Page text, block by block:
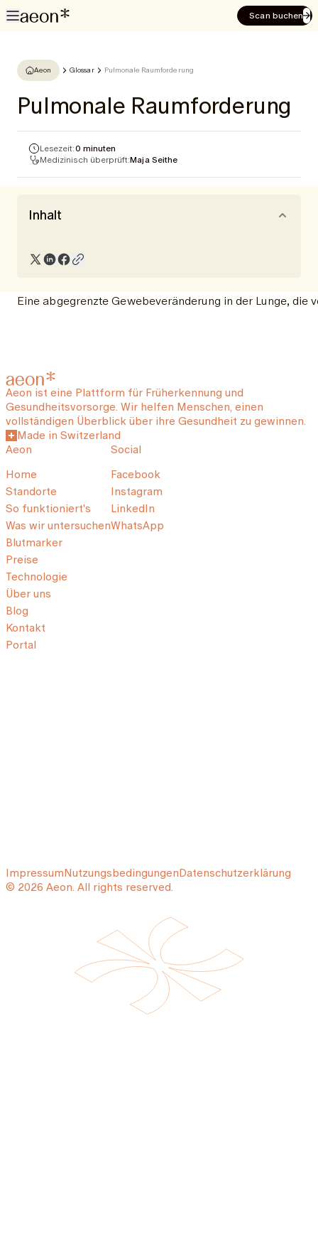
Scan buchen
Aeon Glossar Pulmonale Raumforderung
Pulmonale Raumforderung
Lesezeit:0 minuten
Medizinisch überprüft:Maja Seithe
Inhalt
Eine abgegrenzte Gewebeveränderung in der Lunge,
Aeon ist eine Plattform für Früherkennung und
Gesundheitsvorsorge. Wir helfen Menschen, einen
vollständigen Überblick über ihre Gesundheit zu gewinnen.
Made in Switzerland
Aeon
Home
Standorte
So funktioniert's
Was wir untersuchen
Blutmarker
Preise
Technologie
Über uns
Blog
Kontakt
Portal
Social
Facebook
Instagram
LinkedIn
WhatsApp
ImpressumNutzungsbedingungenDatenschutzerklärung
© 2026 Aeon. All rights reserved.